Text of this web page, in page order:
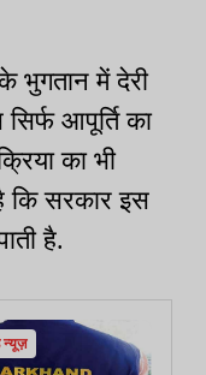
भुगतान में देरी
आपूर्ति का
का भी
सरकार इस
है.
न्यूज़